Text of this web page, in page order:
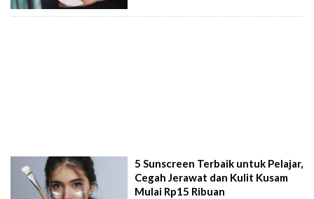
5 Sunscreen Terbaik untuk Pelajar,
Cegah Jerawat dan Kulit Kusam
Mulai Rp15 Ribuan